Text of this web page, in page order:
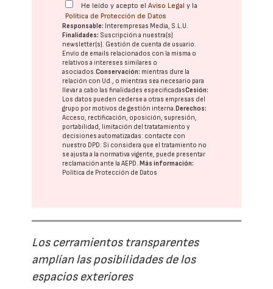
He leído y acepto elAviso Legal y la
Política de Protección de Datos
Responsable: Interempresas Media, S.L.U.
Finalidades: Suscripción a nuestra(s)
newsletter(s). Gestión de cuenta de usuario.
Envío de emails relacionados con la misma o
relativos a intereses similares o
asociados.Conservación: mientras dure la
relación con Ud., o mientras sea necesario para
llevar a cabo las finalidades especificadasCesión:
Los datos pueden cederse a otras empresas del
grupo por motivos de gestión interna.Derechos:
Acceso, rectificación, oposición, supresión,
portabilidad, limitación del tratatamiento y
decisiones automatizadas: contacte con
nuestro DPD. Si considera que el tratamiento no
se ajusta a la normativa vigente, puede presentar
reclamación ante laAEPD.Más información:
Política de Protección de Datos
Los cerramientos transparentes
amplían las posibilidades de los
espacios exteriores